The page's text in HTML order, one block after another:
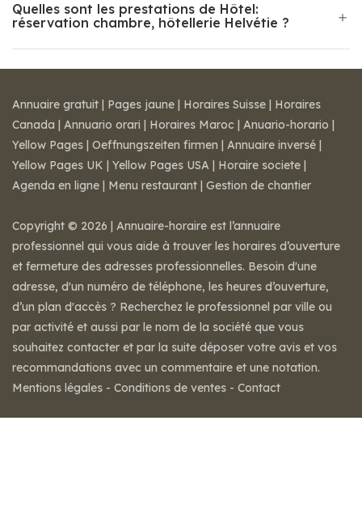
Quelles sont les prestations de Hôtel:
réservation chambre, hôtellerie Helvétie ?
Annuaire gratuit | Pages jaune | Horaires Suisse | Horaires
Canada | Annuario orari | Horaires Maroc | Anuario-horario |
Yellow Pages | Oeffnungszeiten firmen | Annuaire inversé |
Yellow Pages UK | Yellow Pages USA | Horaire societe |
Agenda en ligne | Menu restaurant | Gestion de chantier
Copyright © 2026 | Annuaire-horaire est l’annuaire
professionnel qui vous aide à trouver les horaires d’ouverture
et fermeture des adresses professionnelles. Besoin d'une
adresse, d'un numéro de téléphone, les heures d’ouverture,
d’un plan d'accès ? Recherchez le professionnel par ville ou
par activité et aussi par le nom de la société que vous
souhaitez contacter et par la suite déposer votre avis et vos
recommandations avec un commentaire et une notation.
Mentions légales - Conditions de ventes - Contact